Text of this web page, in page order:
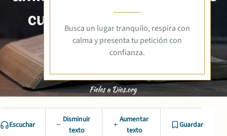
Busca un lugar tranquilo, respira con
calma y presenta tu petición con
confianza.
Escuchar
Disminuir
texto
Aumentar
texto
Guardar